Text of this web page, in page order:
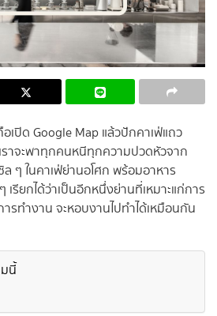
ปิด Google Map แล้วปักคาเฟ่แถว
ราจะพาทุกคนหนีทุกความปวดหัวจาก
ๆ ในคาเฟ่ย่านอโศก พร้อมอาหาร
เรียกได้ว่าเป็นอีกหนึ่งย่านที่เหมาะแก่การ
ทำงาน จะหอบงานไปทำได้เหมือนกัน
นี้